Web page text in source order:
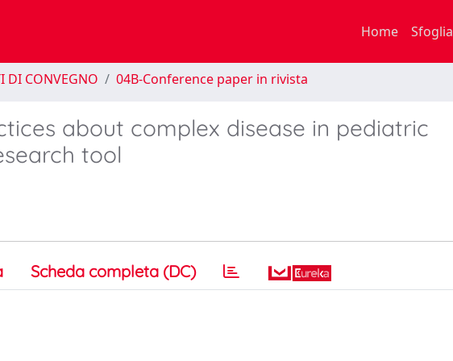
Home Sfoglia
DI CONVEGNO 04B-Conference paper in rivista
about complex disease in pediatric
tool
Scheda completa (DC)